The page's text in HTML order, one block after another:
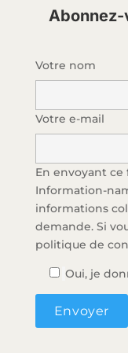
Votre nom
Votre e-mail
En envoyant ce
Information-
informations
demande. Si
politique de
Oui, je